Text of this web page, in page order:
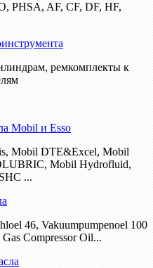
PHSA, AF, CF, DF, HF,
ремкомплекты к
Mobil и Esso
Mobil DTE&Excel, Mobil
Mobil Hydrofluid,
...
46, Vakuumpumpenoel 100
Compressor Oil...